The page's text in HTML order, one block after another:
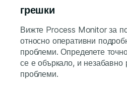
грешки
Вижте Process Monitor за
относно оперативни
проблеми. Определете
се е объркало, и незабавно
проблеми.